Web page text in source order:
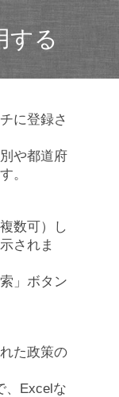
する
に登録さ
や都道府
。
数可）し
されま
」ボタン
た政策の
、Excelな